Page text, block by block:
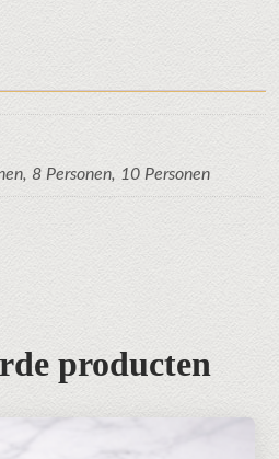
8 Personen, 10 Personen
producten